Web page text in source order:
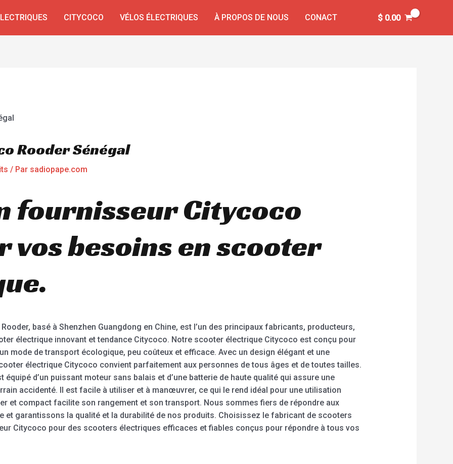
CITYCOCO VÉLOS ÉLECTRIQUES À PROPOS DE NOUS CONACT $0.00
Rooder Sénégal
/ Par sadiopape.com
fournisseur Citycoco
vos besoins en scooter
basé à Shenzhen Guangdong en Chine, est l’un des principaux fabricants, producteurs,
électrique innovant et tendance Citycoco. Notre scooter électrique Citycoco est conçu pour
mode de transport écologique, peu coûteux et efficace. Avec un design élégant et une
électrique Citycoco convient parfaitement aux personnes de tous âges et de toutes tailles.
d’un puissant moteur sans balais et d’une batterie de haute qualité qui assure une
accidenté. Il est facile à utiliser et à manœuvrer, ce qui le rend idéal pour une utilisation
et compact facilite son rangement et son transport. Nous sommes fiers de répondre aux
et garantissons la qualité et la durabilité de nos produits. Choisissez le fabricant de scooters
Citycoco pour des scooters électriques efficaces et fiables conçus pour répondre à tous vos